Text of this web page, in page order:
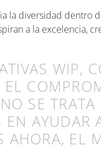
la diversidad
a la excelencia,
WIP,
SE
AYUDAR
AHORA, EL